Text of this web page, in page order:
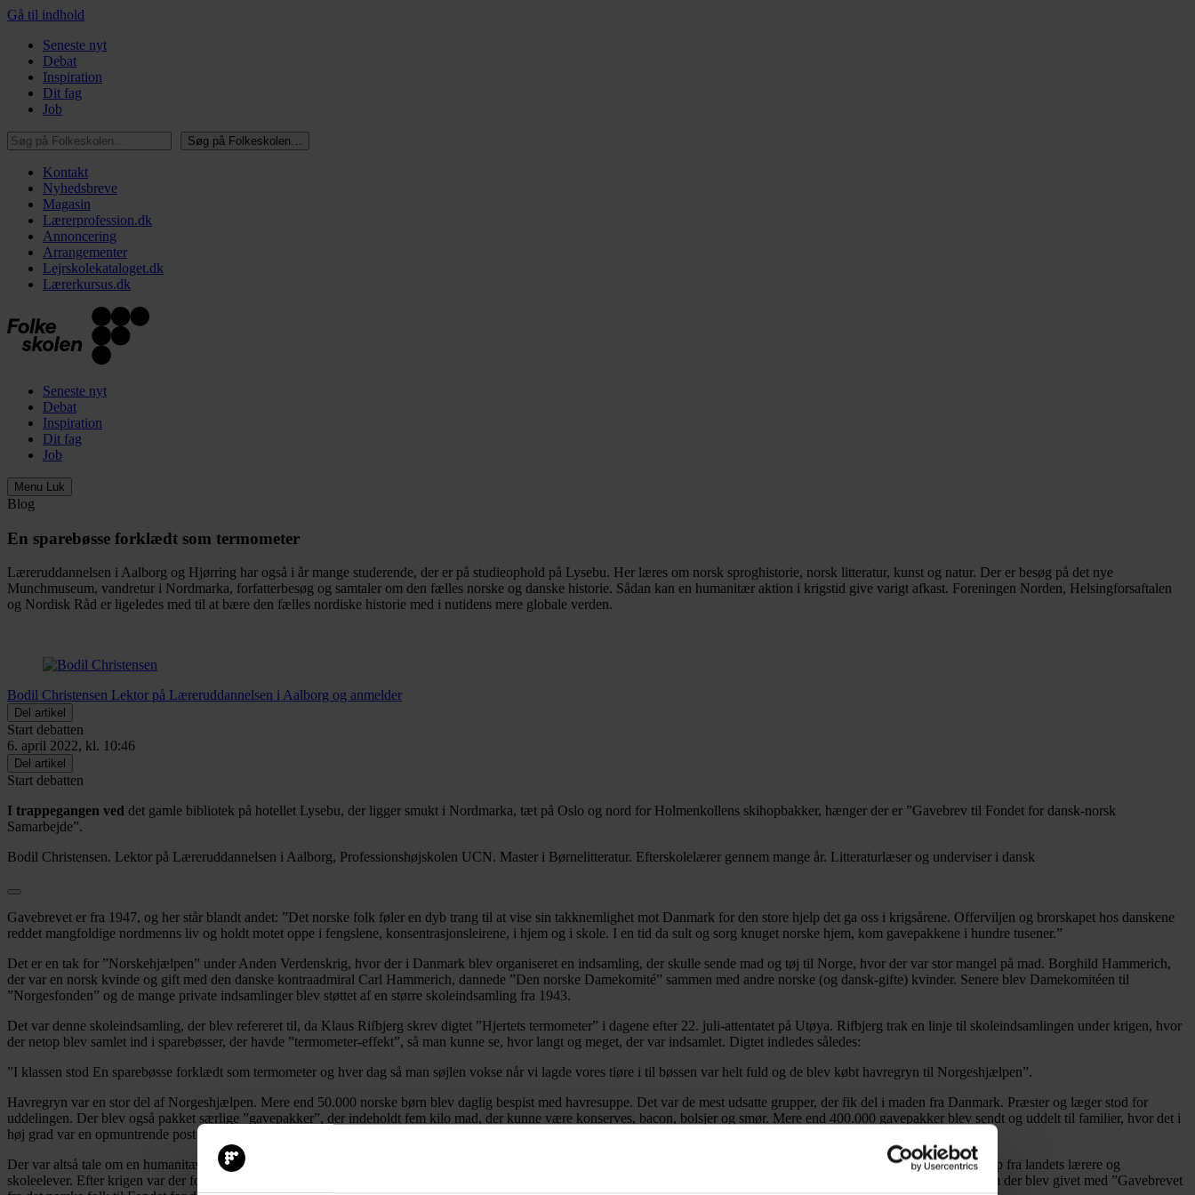
Gå til indhold
Seneste nyt
Debat
Inspiration
Dit fag
Job
Søg på Folkeskolen…
Søg på Folkeskolen…
Kontakt
Nyhedsbreve
Magasin
Lærerprofession.dk
Annoncering
Arrangementer
Lejrskolekataloget.dk
Lærerkursus.dk
Seneste nyt
Debat
Inspiration
Dit fag
Job
Menu Luk
Blog
En sparebøsse forklædt som termometer
Læreruddannelsen i Aalborg og Hjørring har også i år mange studerende, der er på studieophold på Lysebu. Her læres om norsk sproghistorie, norsk litteratur, kunst og natur. Der er besøg på det nye
Munchmuseum, vandretur i Nordmarka, forfatterbesøg og samtaler om den fælles norske og danske historie. Sådan kan en humanitær aktion i krigstid give varigt afkast. Foreningen Norden, Helsingforsaftalen
og Nordisk Råd er ligeledes med til at bære den fælles nordiske historie med i nutidens mere globale verden.
Bodil Christensen Lektor på Læreruddannelsen i Aalborg og anmelder
Del artikel
Start debatten
6. april 2022, kl. 10:46
Del artikel
Start debatten
I trappegangen ved det gamle bibliotek på hotellet Lysebu, der ligger smukt i Nordmarka, tæt på Oslo og nord for Holmenkollens skihopbakker, hænger der er ”Gavebrev til Fondet for dansk-norsk
Samarbejde”.
Bodil Christensen. Lektor på Læreruddannelsen i Aalborg, Professionshøjskolen UCN. Master i Børnelitteratur. Efterskolelærer gennem mange år. Litteraturlæser og underviser i dansk
Gavebrevet er fra 1947, og her står blandt andet: ”Det norske folk føler en dyb trang til at vise sin takknemlighet mot Danmark for den store hjelp det ga oss i krigsårene. Offerviljen og brorskapet hos danskene
reddet mangfoldige nordmenns liv og holdt motet oppe i fengslene, konsentrasjonsleirene, i hjem og i skole. I en tid da sult og sorg knuget norske hjem, kom gavepakkene i hundre tusener.”
Det er en tak for ”Norskehjælpen” under Anden Verdenskrig, hvor der i Danmark blev organiseret en indsamling, der skulle sende mad og tøj til Norge, hvor der var stor mangel på mad. Borghild Hammerich,
der var en norsk kvinde og gift med den danske kontraadmiral Carl Hammerich, dannede ”Den norske Damekomité” sammen med andre norske (og dansk-gifte) kvinder. Senere blev Damekomitéen til
”Norgesfonden” og de mange private indsamlinger blev støttet af en større skoleindsamling fra 1943.
Det var denne skoleindsamling, der blev refereret til, da Klaus Rifbjerg skrev digtet ”Hjertets termometer” i dagene efter 22. juli-attentatet på Utøya. Rifbjerg trak en linje til skoleindsamlingen under krigen, hvor
der netop blev samlet ind i sparebøsser, der havde ”termometer-effekt”, så man kunne se, hvor langt og meget, der var indsamlet. Digtet indledes således:
”I klassen stod En sparebøsse forklædt som termometer og hver dag så man søjlen vokse når vi lagde vores tiøre i til bøssen var helt fuld og de blev købt havregryn til Norgeshjælpen”.
Havregryn var en stor del af Norgeshjælpen. Mere end 50.000 norske børn blev daglig bespist med havresuppe. Det var de mest udsatte grupper, der fik del i maden fra Danmark. Præster og læger stod for
uddelingen. Der blev også pakket særlige ”gavepakker”, der indeholdt fem kilo mad, der kunne være konserves, bacon, bolsjer og smør. Mere end 400.000 gavepakker blev sendt og uddelt til familier, hvor det i
høj grad var en opmuntrende post at modtage. Dagligt var det 22 ton madvarer, der blev sendt, og det blev i løbet af krigsårene til 32.000 ton i alt.
Der var altså tale om en humanitær indsats af format. Alt sammen organiseret af Borghild Hammerich og hendes mange hjælpere i ”Damekomiteen” - og i særdeleshed med hjælp fra landets lærere og
skoleelever. Efter krigen var der fortsat penge i Norgesfonden, og de blev sat i ”Fondet for dansk-norsk samarbejde”. Det er denne fond, der fortsat ejer Lysebu, den lille ejendom der blev givet med ”Gavebrevet